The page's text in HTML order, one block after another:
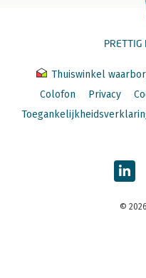
Thuiswinkel
Colofon
Privacy
©